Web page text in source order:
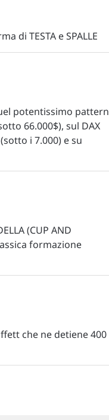
di TESTA e SPALLE
potentissimo pattern
66.000$), sul DAX
i 7.000) e su
(CUP AND
formazione
che ne detiene 400